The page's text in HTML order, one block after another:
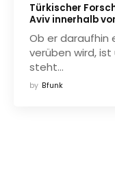
Türkischer
Aviv innerhalb
Ob er daraufhin
verüben wird, ist
steht…
by Bfunk